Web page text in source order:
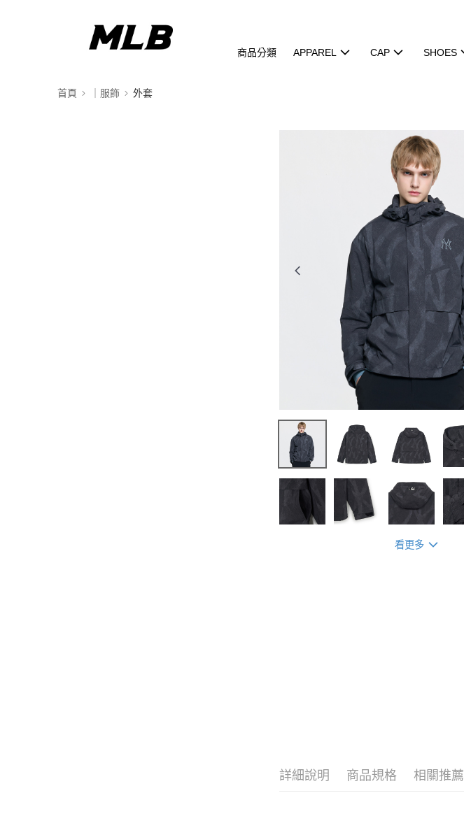
商品分類 APPAREL CAP SHOES
首頁 ｜服飾 外套
看更多
詳細說明 商品規格 相關推薦